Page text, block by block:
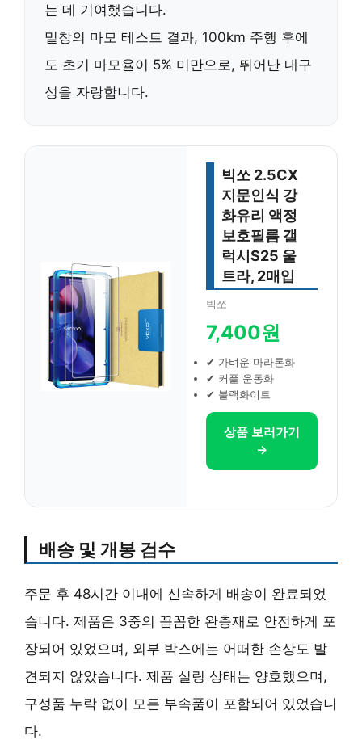
는 데 기여했습니다.
밑창의 마모 테스트 결과, 100km 주행 후에
도 초기 마모율이 5% 미만으로, 뛰어난 내구
성을 자랑합니다.
빅쏘 2.5CX
지문인식 강
화유리 액정
보호필름 갤
럭시S25 울
트라, 2매입
빅쏘
7,400원
✔ 가벼운 마라톤화
✔ 커플 운동화
✔ 블랙화이트
상품 보러가기
→
배송 및 개봉 검수
주문 후 48시간 이내에 신속하게 배송이 완료되었
습니다. 제품은 3중의 꼼꼼한 완충재로 안전하게 포
장되어 있었으며, 외부 박스에는 어떠한 손상도 발
견되지 않았습니다. 제품 실링 상태는 양호했으며,
구성품 누락 없이 모든 부속품이 포함되어 있었습니
다.